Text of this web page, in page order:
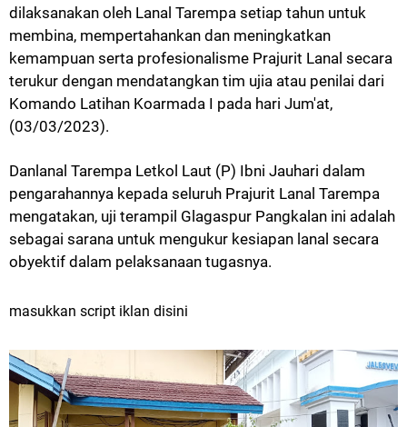
dilaksanakan oleh Lanal Tarempa setiap tahun untuk
membina, mempertahankan dan meningkatkan
kemampuan serta profesionalisme Prajurit Lanal secara
terukur dengan mendatangkan tim ujia atau penilai dari
Komando Latihan Koarmada I pada hari Jum'at,
(03/03/2023).
Danlanal Tarempa Letkol Laut (P) Ibni Jauhari dalam
pengarahannya kepada seluruh Prajurit Lanal Tarempa
mengatakan, uji terampil Glagaspur Pangkalan ini adalah
sebagai sarana untuk mengukur kesiapan lanal secara
obyektif dalam pelaksanaan tugasnya.
masukkan script iklan disini